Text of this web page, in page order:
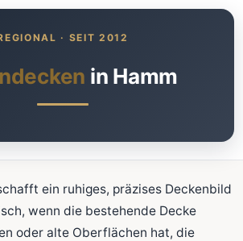
meine neue
in Hamm
ein ruhiges, präzises Deckenbild
wenn die bestehende Decke
oder alte Oberflächen hat, die